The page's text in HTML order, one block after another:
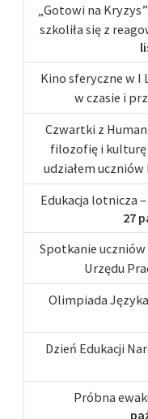
„Gotowi na
szkoliła się z
Kino sferyczne w I
w czasie i
Czwartki z
filozofię i kulturę
udziałem uczniów
Edukacja lotnicza
27
Spotkanie
Urzędu
Olimpiada
Dzień Edukacji
Próbna